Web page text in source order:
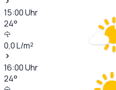
15:00Uhr
24°
0,0L/m²
16:00Uhr
24°